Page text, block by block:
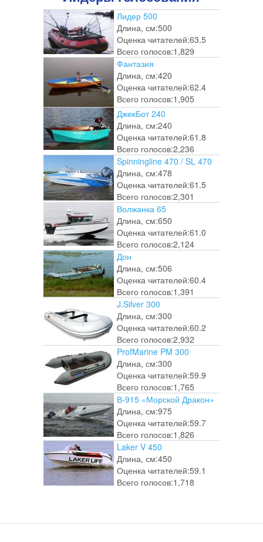
Лидер 500
Длина, см:500
Оценка читателей:63.5
Всего голосов:1,829
Фантазия
Длина, см:420
Оценка читателей:62.4
Всего голосов:1,905
ДжекБот 240
Длина, см:240
Оценка читателей:61.8
Всего голосов:2,236
Spinningline 470 / SL 470
Длина, см:478
Оценка читателей:61.5
Всего голосов:2,301
Волжанка 65
Длина, см:650
Оценка читателей:61.0
Всего голосов:2,124
Дон
Длина, см:506
Оценка читателей:60.4
Всего голосов:1,391
J.Silver 300
Длина, см:300
Оценка читателей:60.2
Всего голосов:2,932
ProfMarine PM 300
Длина, см:300
Оценка читателей:59.9
Всего голосов:1,765
В-915 «Морской Дракон»
Длина, см:975
Оценка читателей:59.7
Всего голосов:1,826
Laker V 450
Длина, см:450
Оценка читателей:59.1
Всего голосов:1,718